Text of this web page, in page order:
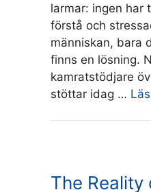
larmar: ingen har
förstå och
människan, bara
finns en lösning.
kamratstödjare
stöttar idag …
The Reality